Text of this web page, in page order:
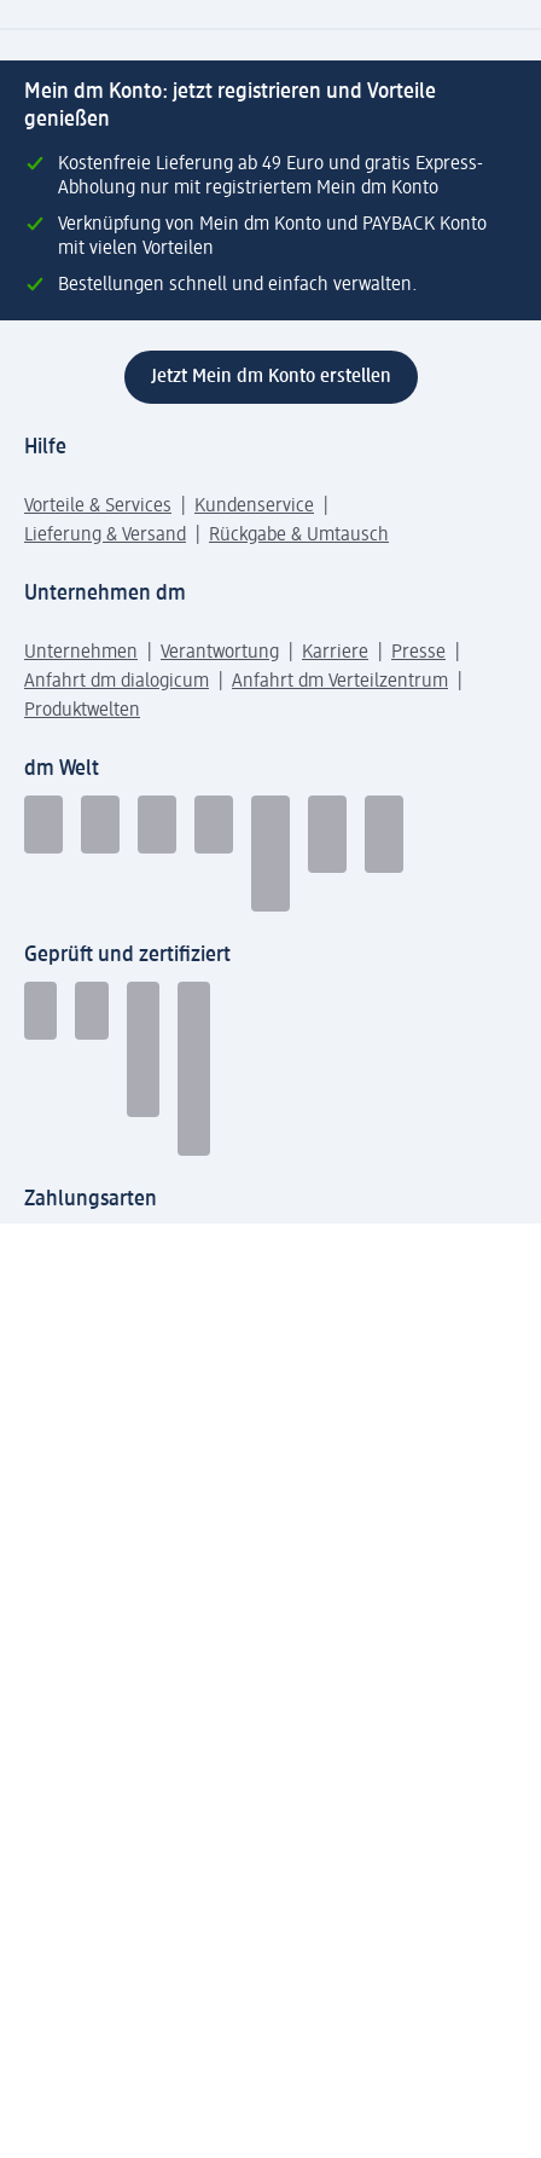
Mein dm Konto: jetzt registrieren und Vorteile
genießen
Kostenfreie Lieferung ab 49 Euro und gratis Express-
Abholung nur mit registriertem Mein dm Konto
Verknüpfung von Mein dm Konto und PAYBACK Konto
mit vielen Vorteilen
Bestellungen schnell und einfach verwalten.
Jetzt Mein dm Konto erstellen
Hilfe
Vorteile & Services
Kundenservice
Lieferung & Versand
Rückgabe & Umtausch
Unternehmen dm
Unternehmen Verantwortung Karriere
Presse
Anfahrt dm dialogicum
Anfahrt dm Verteilzentrum
Produktwelten
dm Welt
Geprüft und zertifiziert
Zahlungsarten